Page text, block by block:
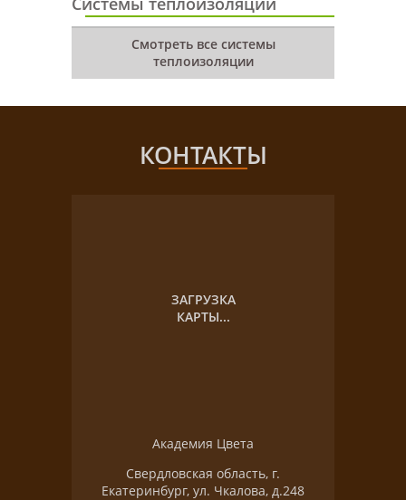
Смотреть все системы
теплоизоляции
КОНТАКТЫ
ЗАГРУЗКА
КАРТЫ...
Академия Цвета
Свердловская область, г.
Екатеринбург, ул. Чкалова, д.248